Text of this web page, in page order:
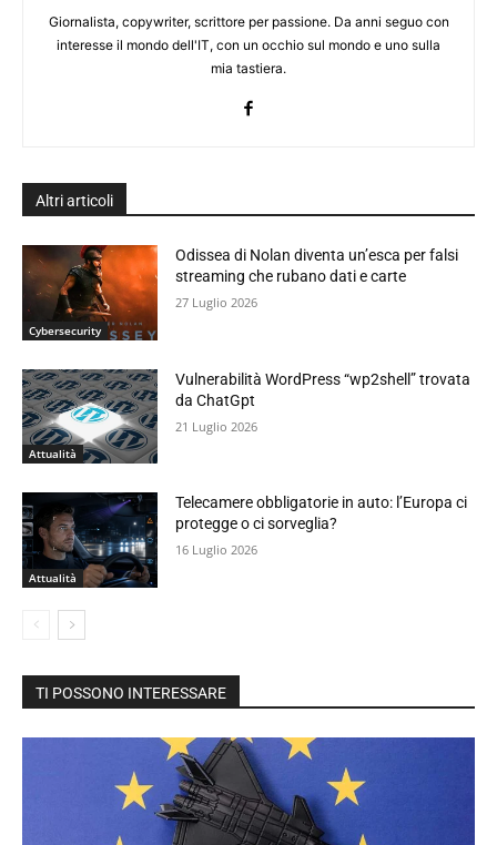
Giornalista, copywriter, scrittore per passione. Da anni seguo con
interesse il mondo dell'IT, con un occhio sul mondo e uno sulla
mia tastiera.
Altri articoli
Cybersecurity
Odissea di Nolan diventa un’esca per falsi
streaming che rubano dati e carte
27 Luglio 2026
Attualità
Vulnerabilità WordPress “wp2shell” trovata
da ChatGpt
21 Luglio 2026
Attualità
Telecamere obbligatorie in auto: l’Europa ci
protegge o ci sorveglia?
16 Luglio 2026
TI POSSONO INTERESSARE